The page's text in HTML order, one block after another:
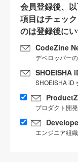
会員登録後、
項目はチェッ
のは登録後に
CodeZine
デベロッパー
SHOEISHA
SHOEISHA iD
プロダクト開
エンジニア組